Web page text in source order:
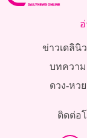
ข่าวเดลินิ
บทความ
ดวง-หวย
ติดต่อ